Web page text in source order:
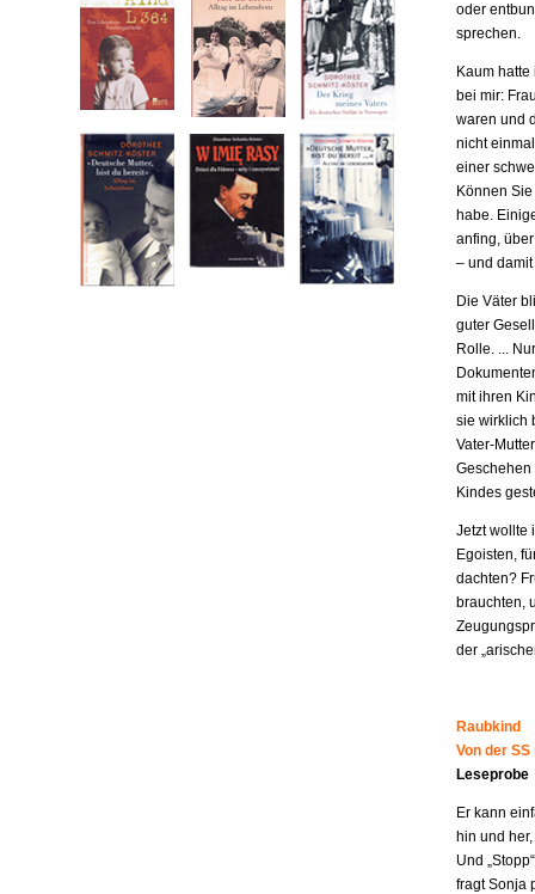
oder
sprechen.
Kaum
bei mir:
waren und
nicht
einer
Können
habe.
anfing,
– und
Die Väter
guter
Rolle. ...
mit ihren
sie wirklich
Vater-
Geschehen
Kindes
Jetzt wollte
Egoisten,
dachten?
brauchten,
der
Raubkind
Von der
Leseprobe
Er kann
hin und
Und
fragt Sonja